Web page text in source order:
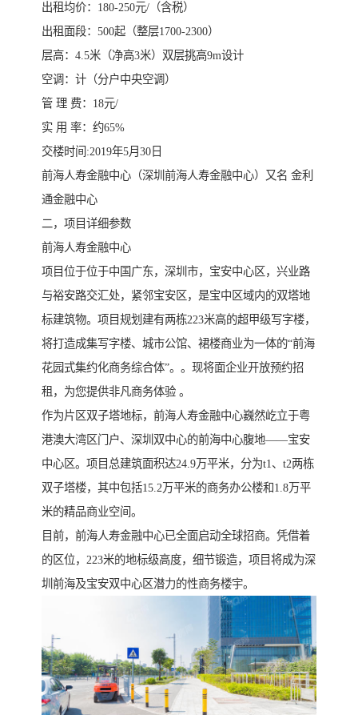
出租均价：180-250元/（含税）
出租面段：500起（整层1700-2300）
层高：4.5米（净高3米）双层挑高9m设计
空调：计（分户中央空调）
管 理 费：18元/
实 用 率：约65%
交楼时间:2019年5月30日
前海人寿金融中心（深圳前海人寿金融中心）又名 金利
通金融中心
二，项目详细参数
前海人寿金融中心
项目位于位于中国广东，深圳市，宝安中心区，兴业路
与裕安路交汇处，紧邻宝安区，是宝中区域内的双塔地
标建筑物。项目规划建有两栋223米高的超甲级写字楼，
将打造成集写字楼、城市公馆、裙楼商业为一体的“前海
花园式集约化商务综合体”。。现将面企业开放预约招
租，为您提供非凡商务体验 。
作为片区双子塔地标，前海人寿金融中心巍然屹立于粤
港澳大湾区门户、深圳双中心的前海中心腹地——宝安
中心区。项目总建筑面积达24.9万平米，分为t1、t2两栋
双子塔楼，其中包括15.2万平米的商务办公楼和1.8万平
米的精品商业空间。
目前，前海人寿金融中心已全面启动全球招商。凭借着
的区位，223米的地标级高度，细节锻造，项目将成为深
圳前海及宝安双中心区潜力的性商务楼宇。